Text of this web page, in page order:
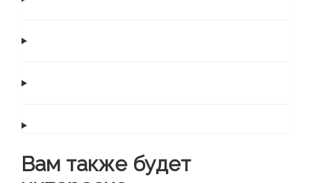
Вам также будет